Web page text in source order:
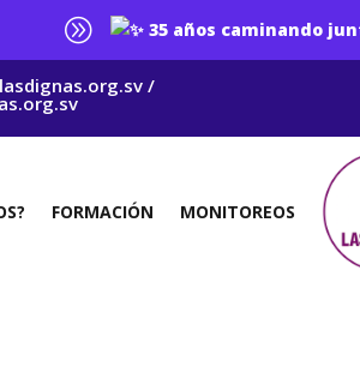
A 35 años caminando
/
FORMACIÓN MONITOREOS